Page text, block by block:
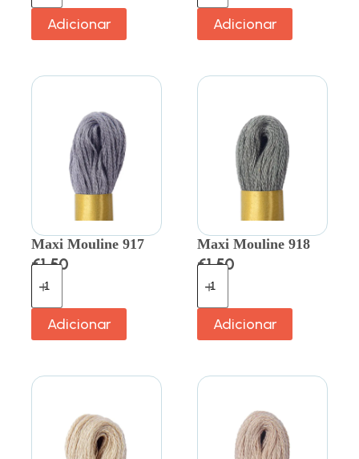
Adicionar Adicionar
Maxi Mouline 917
€1.50
Adicionar
Maxi Mouline 918
€1.50
Adicionar